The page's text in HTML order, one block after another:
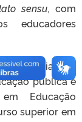
sensu, com
educadores
os
pública e
Educação
superior em